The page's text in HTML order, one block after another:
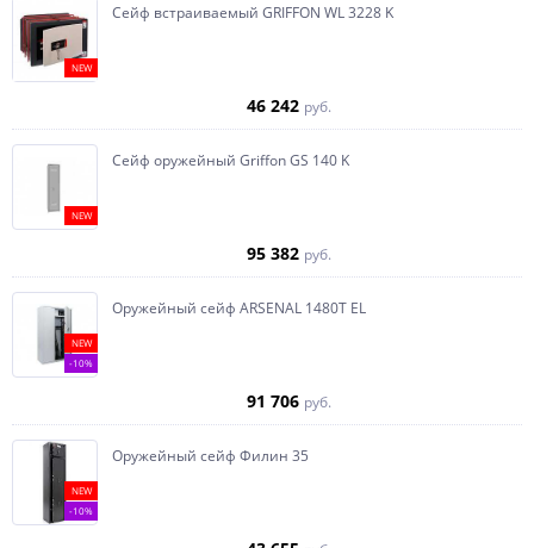
NEW
Сейф встраиваемый GRIFFON WL 3228 K
46 242 руб.
NEW
Сейф оружейный Griffon GS 140 K
95 382 руб.
NEW
-10%
Оружейный сейф ARSENAL 1480Т EL
91 706 руб.
NEW
-10%
Оружейный сейф Филин 35